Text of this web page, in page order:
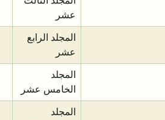
عشر
المجلد الرابع
عشر
المجلد
الخامس عشر
المجلد